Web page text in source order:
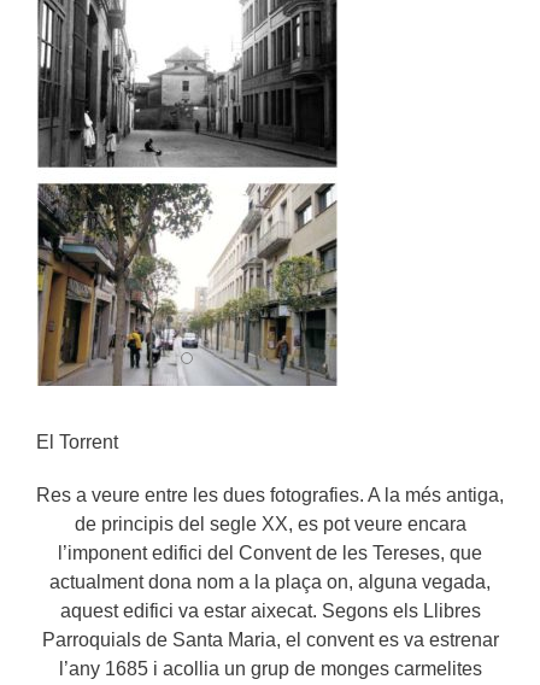
El Torrent
Res a veure entre les dues fotografies. A la més antiga,
de principis del segle XX, es pot veure encara
l’imponent edifici del Convent de les Tereses, que
actualment dona nom a la plaça on, alguna vegada,
aquest edifici va estar aixecat. Segons els Llibres
Parroquials de Santa Maria, el convent es va estrenar
l’any 1685 i acollia un grup de monges carmelites